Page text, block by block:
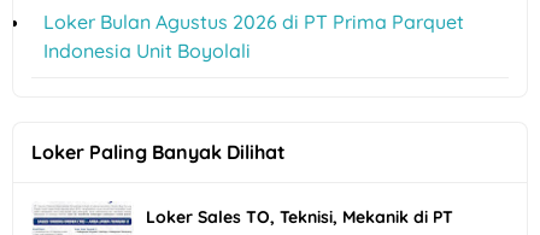
Loker Bulan Agustus 2026 di PT Prima Parquet
Indonesia Unit Boyolali
Loker Paling Banyak Dilihat
Loker Sales TO, Teknisi, Mekanik di PT